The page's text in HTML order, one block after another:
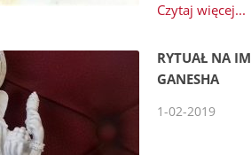
Czytaj więcej...
RYTUAŁ NA
GANESHA
1-02-2019